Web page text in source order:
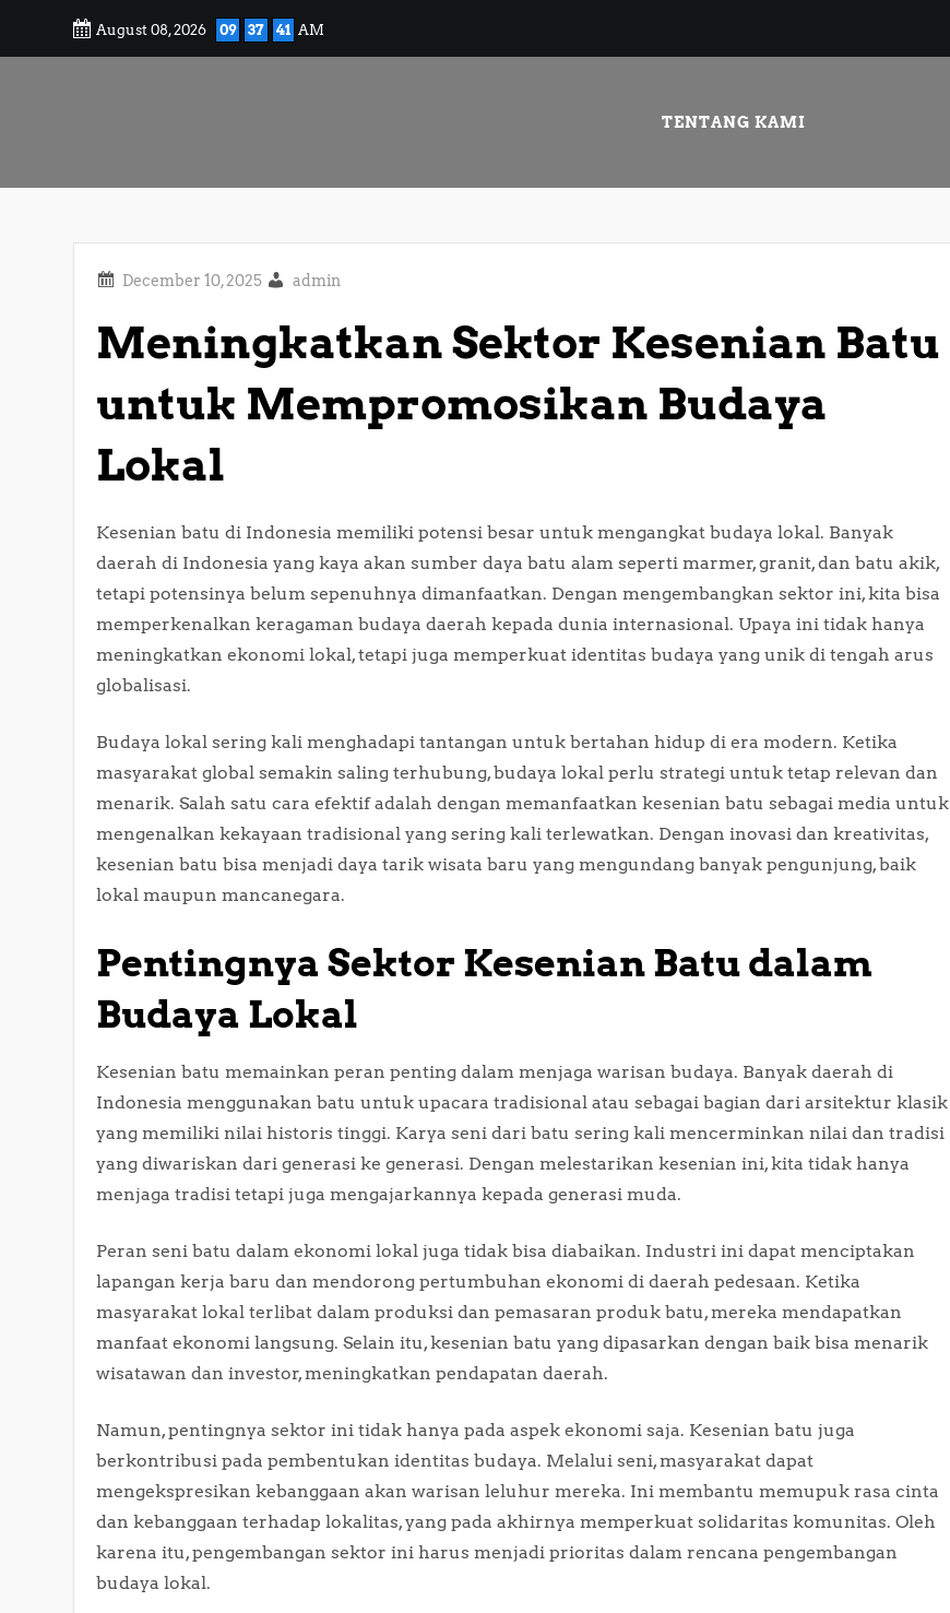
August 08, 2026 09 37 42 AM
TENTANG KAMI
admin
Meningkatkan Sektor Kesenian Batu
untuk Mempromosikan Budaya
Lokal
Kesenian batu di Indonesia memiliki potensi besar untuk mengangkat budaya lokal. Banyak
daerah di Indonesia yang kaya akan sumber daya batu alam seperti marmer, granit, dan batu akik,
tetapi potensinya belum sepenuhnya dimanfaatkan. Dengan mengembangkan sektor ini, kita bisa
memperkenalkan keragaman budaya daerah kepada dunia internasional. Upaya ini tidak hanya
meningkatkan ekonomi lokal, tetapi juga memperkuat identitas budaya yang unik di tengah arus
globalisasi.
Budaya lokal sering kali menghadapi tantangan untuk bertahan hidup di era modern. Ketika
masyarakat global semakin saling terhubung, budaya lokal perlu strategi untuk tetap relevan dan
menarik. Salah satu cara efektif adalah dengan memanfaatkan kesenian batu sebagai media untuk
mengenalkan kekayaan tradisional yang sering kali terlewatkan. Dengan inovasi dan kreativitas,
kesenian batu bisa menjadi daya tarik wisata baru yang mengundang banyak pengunjung, baik
lokal maupun mancanegara.
Pentingnya Sektor Kesenian Batu dalam
Budaya Lokal
Kesenian batu memainkan peran penting dalam menjaga warisan budaya. Banyak daerah di
Indonesia menggunakan batu untuk upacara tradisional atau sebagai bagian dari arsitektur klasik
yang memiliki nilai historis tinggi. Karya seni dari batu sering kali mencerminkan nilai dan tradisi
yang diwariskan dari generasi ke generasi. Dengan melestarikan kesenian ini, kita tidak hanya
menjaga tradisi tetapi juga mengajarkannya kepada generasi muda.
Peran seni batu dalam ekonomi lokal juga tidak bisa diabaikan. Industri ini dapat menciptakan
lapangan kerja baru dan mendorong pertumbuhan ekonomi di daerah pedesaan. Ketika
masyarakat lokal terlibat dalam produksi dan pemasaran produk batu, mereka mendapatkan
manfaat ekonomi langsung. Selain itu, kesenian batu yang dipasarkan dengan baik bisa menarik
wisatawan dan investor, meningkatkan pendapatan daerah.
Namun, pentingnya sektor ini tidak hanya pada aspek ekonomi saja. Kesenian batu juga
berkontribusi pada pembentukan identitas budaya. Melalui seni, masyarakat dapat
mengekspresikan kebanggaan akan warisan leluhur mereka. Ini membantu memupuk rasa cinta
dan kebanggaan terhadap lokalitas, yang pada akhirnya memperkuat solidaritas komunitas. Oleh
karena itu, pengembangan sektor ini harus menjadi prioritas dalam rencana pengembangan
budaya lokal.